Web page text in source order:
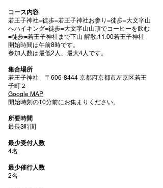
コース内容
若王子神社=徒歩=若王子神社お参り=徒歩=大文字山
へハイキング=徒歩=大文字山山頂でコーヒーを飲む
=徒歩=若王子神社まで下山 解散:11:00若王子神社
開始時間は午前8時です。
参加人数は最低2人、最大4人です。
集合場所
若王子神社 〒606-8444 京都府京都市左京区若王
子町２
Google MAP
開始時刻の10分前にお集まりください。
所要時間
最長3時間
最少受付人数
4名
最少催行人数
2名